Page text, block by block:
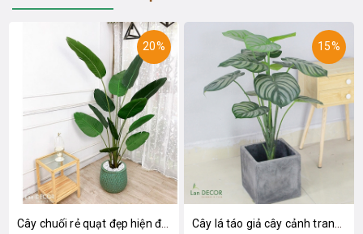
20%
Cây chuối rẻ quạt đẹp hiện đại trang trí 1m8 - LC3019 (Gồm 12 lá)
15%
Cây lá táo giả cây cảnh trang trí nội thất (85cm) - LC2683-1